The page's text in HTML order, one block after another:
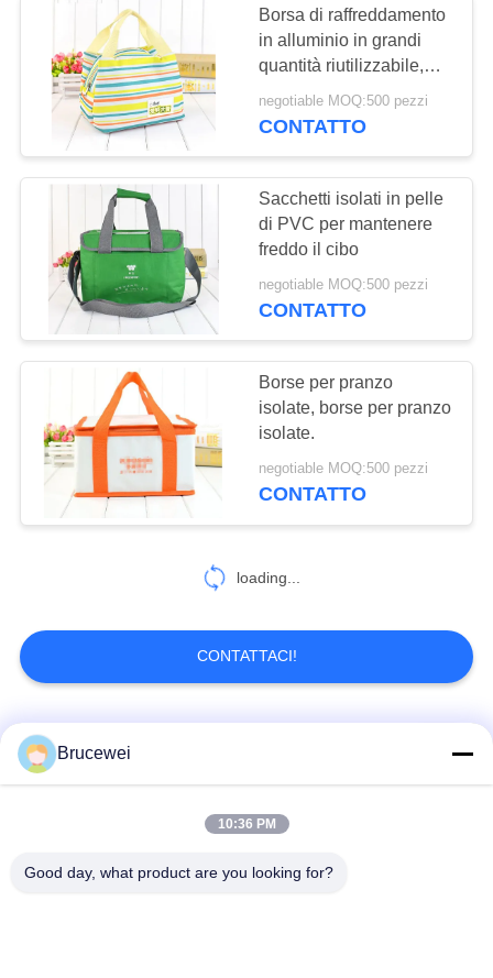
Borsa di raffreddamento
in alluminio in grandi
quantità riutilizzabile,
borsa di raffreddamento
per pranzo all' esterno,
negotiable MOQ:500 pezzi
CONTATTO
Sacchetti isolati in pelle
di PVC per mantenere
freddo il cibo
negotiable MOQ:500 pezzi
CONTATTO
Borse per pranzo
isolate, borse per pranzo
isolate.
negotiable MOQ:500 pezzi
CONTATTO
loading...
CONTATTACI!
Categorie popolari
Scatola di imballaggio
Brucewei
10:36 PM
Good day, what product are you looking for?